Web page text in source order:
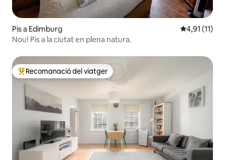
Pis a Edimburg 4,91 de
4,91 (11)
Nou! Pis a la ciutat en plena natura.
Principals recomanacions dels viatgers
Recomanació del viatger